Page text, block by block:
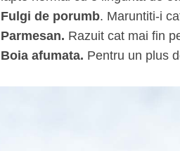
Fulgi de porumb. Maruntiti-i
Parmesan. Razuit cat mai fin
Boia afumata. Pentru un plus